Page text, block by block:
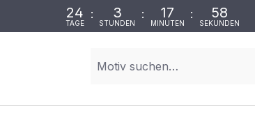
24
TAGE
: 3
STUNDEN
: 17
MINUTEN
: 58
SEKUNDEN